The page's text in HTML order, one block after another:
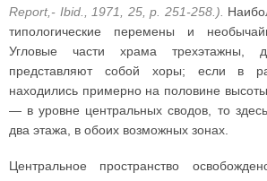
Report,- Ibid., 1971, 25, p. 251-258.).
типологические перемены и
Угловые части храма трехэтажны,
представляют собой хоры; если в
находились примерно на половине
— в уровне центральных сводов, то
два этажа, в обоих возможных зонах.
Центральное пространство